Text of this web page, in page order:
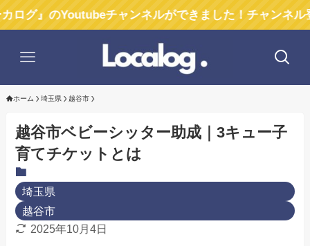
のYoutubeチャンネルができました！チャンネル登録お
ホーム 埼玉県 越谷市
越谷市ベビーシッター助成｜3キュー子
育てチケットとは
埼玉県
越谷市
2025年10月4日